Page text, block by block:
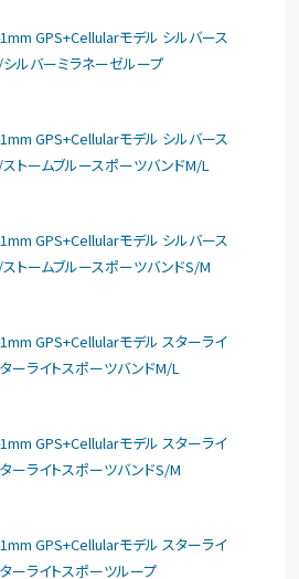
GPS+Cellularモデル シルバース
ルバーミラネーゼループ
GPS+Cellularモデル シルバース
トームブルースポーツバンドM/L
GPS+Cellularモデル シルバース
トームブルースポーツバンドS/M
GPS+Cellularモデル スターライ
ーライトスポーツバンドM/L
GPS+Cellularモデル スターライ
ーライトスポーツバンドS/M
GPS+Cellularモデル スターライ
ーライトスポーツループ